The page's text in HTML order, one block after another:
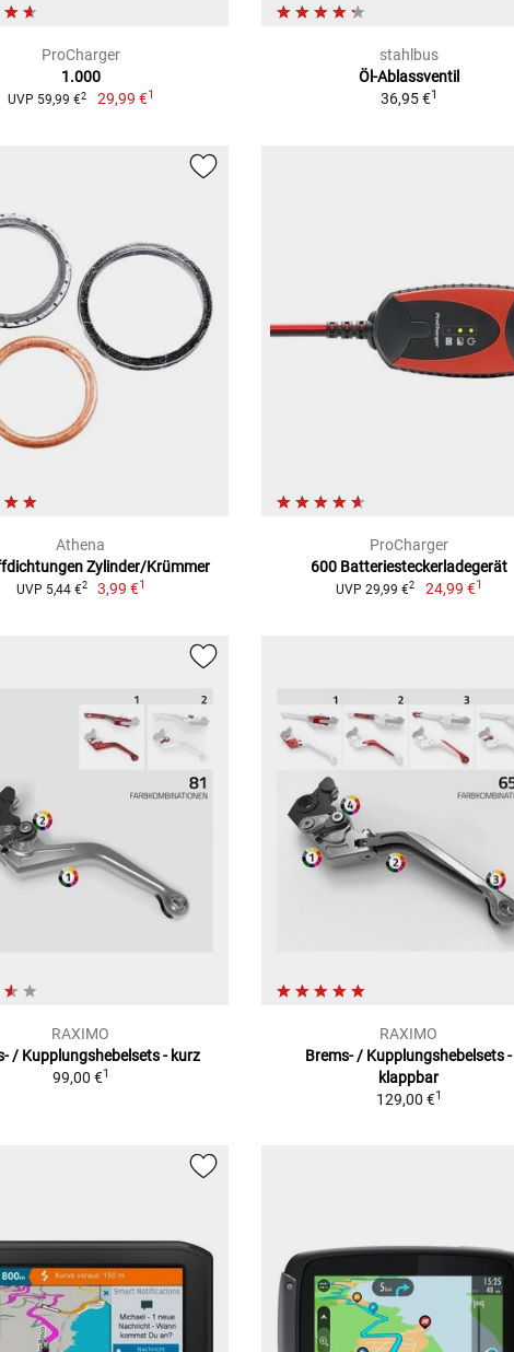
ProCharger
1.000
UVP 59,99 €2 29,99 €1
stahlbus
Öl-Ablassventil
36,95 €1
Athena
Zylinder/Krümmer
UVP 5,44 €2 3,99 €1
ProCharger
600 Batteriesteckerladegerät
UVP 29,99 €2 24,99 €1
RAXIMO
/ Kupplungshebelsets - kurz
99,00 €1
RAXIMO
Brems- / Kupplungshebelsets -
klappbar
129,00 €1